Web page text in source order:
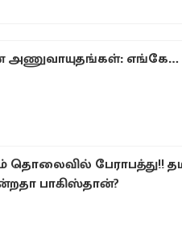
அணுவாயுதங்கள்: எங்கே…
தொலைவில் பேராபத்து!!
பாகிஸ்தான்?